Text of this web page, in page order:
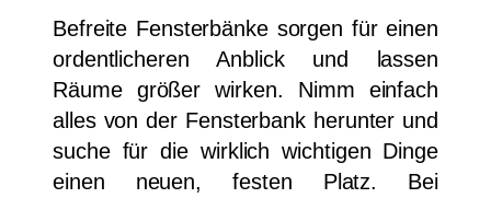
Befreite Fensterbänke sorgen für einen
ordentlicheren Anblick und lassen
Räume größer wirken. Nimm einfach
alles von der Fensterbank herunter und
suche für die wirklich wichtigen Dinge
einen neuen, festen Platz. Bei